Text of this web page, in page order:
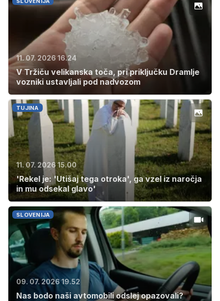
11. 07. 2026 16.24
V Tržiču velikanska toča, pri priključku Dramlje
vozniki ustavljali pod nadvozom
TUJINA
11. 07. 2026 15.00
'Rekel je: 'Utišaj tega otroka', ga vzel iz naročja
in mu odsekal glavo'
SLOVENIJA
09. 07. 2026 19.52
Nas bodo naši avtomobili odslej opazovali?